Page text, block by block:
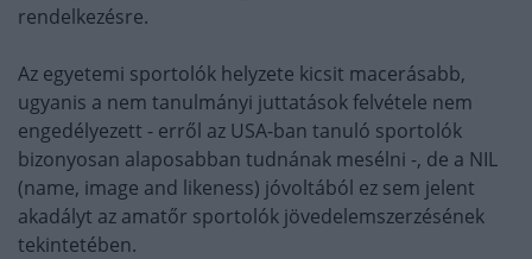
rendelkezésre.
Az egyetemi sportolók helyzete kicsit macerásabb,
ugyanis a nem tanulmányi juttatások felvétele nem
engedélyezett - erről az USA-ban tanuló sportolók
bizonyosan alaposabban tudnának mesélni -, de a NIL
(name, image and likeness) jóvoltából ez sem jelent
akadályt az amatőr sportolók jövedelemszerzésének
tekintetében.